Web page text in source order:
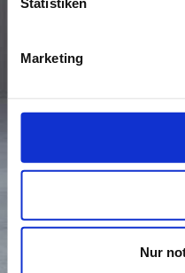
Marketing
Nur
Angaben machen Sie auf
Sie uns in dem
Sie wissen möchten, wie
Daten umgehen, können
erklärungnachlesen.